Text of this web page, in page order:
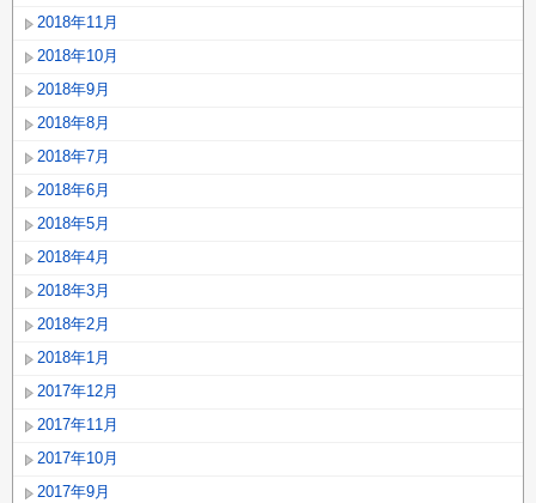
2018年11月
2018年10月
2018年9月
2018年8月
2018年7月
2018年6月
2018年5月
2018年4月
2018年3月
2018年2月
2018年1月
2017年12月
2017年11月
2017年10月
2017年9月